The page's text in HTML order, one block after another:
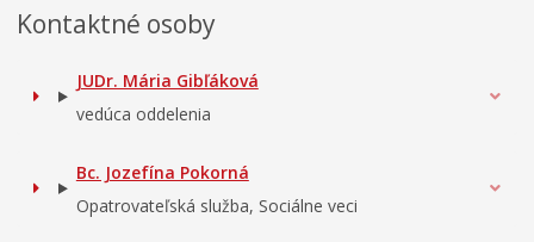
Kontaktné osoby
JUDr. Mária Gibľáková
vedúca oddelenia
Bc. Jozefína Pokorná
Opatrovateľská služba, Sociálne veci